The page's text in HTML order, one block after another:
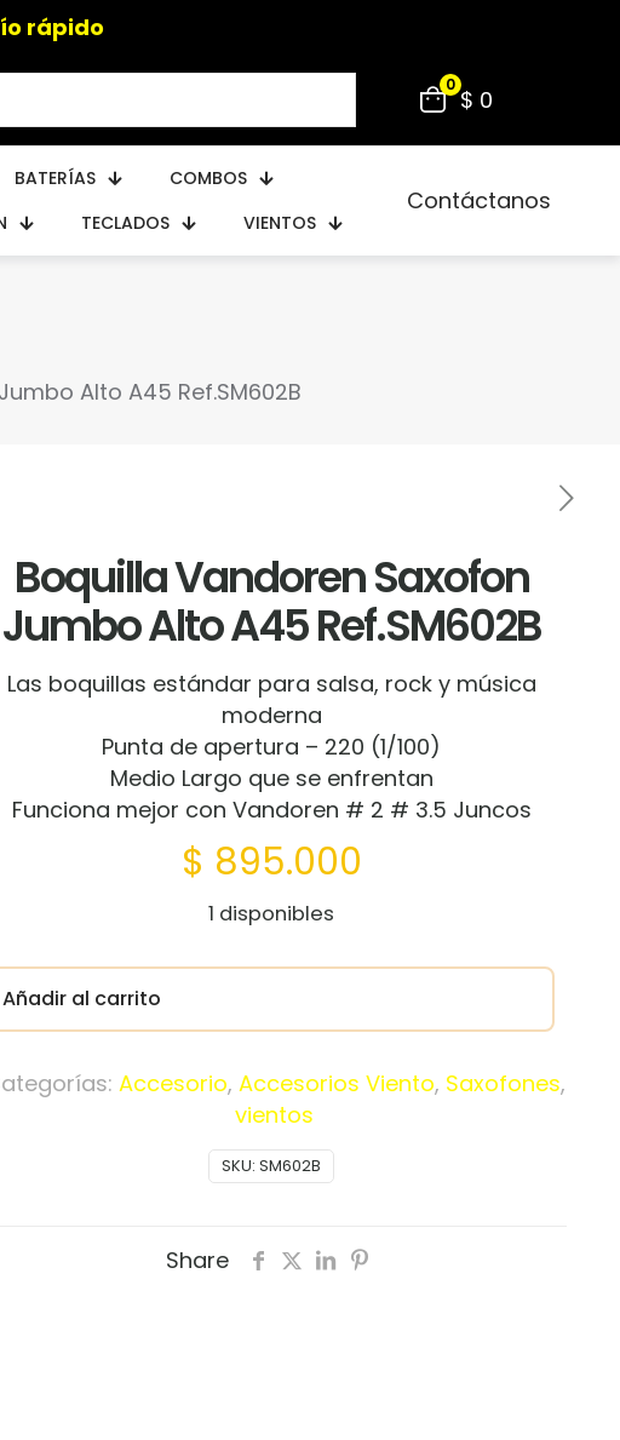
rápido
0 $ 0
BATERÍAS
COMBOS
TECLADOS VIENTOS
Contáctanos
Alto A45 Ref.SM602B
Boquilla Vandoren Saxofon
Jumbo Alto A45 Ref.SM602B
Las boquillas estándar para salsa, rock y música
moderna
Punta de apertura – 220 (1/100)
Medio Largo que se enfrentan
Funciona mejor con Vandoren # 2 # 3.5 Juncos
$ 895.000
1 disponibles
Añadir al carrito
SKU: SM602B
Accesorio, Accesorios Viento, Saxofones,
vientos
Share